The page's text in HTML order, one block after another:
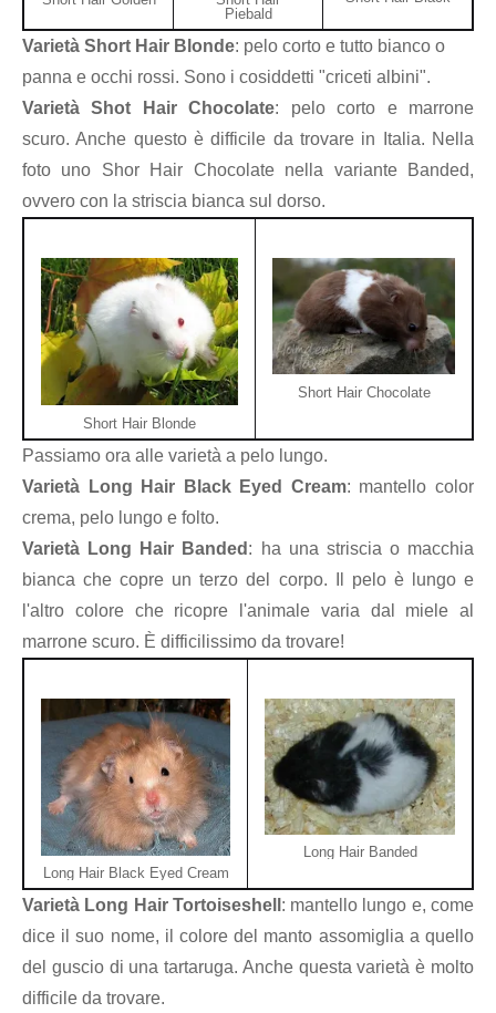
Piebald
Varietà Short Hair Blonde: pelo corto e tutto bianco o
panna e occhi rossi. Sono i cosiddetti "criceti albini".
Varietà Shot Hair Chocolate: pelo corto e marrone
scuro. Anche questo è difficile da trovare in Italia. Nella
foto uno Shor Hair Chocolate nella variante Banded,
ovvero con la striscia bianca sul dorso.
Short Hair Blonde
Short Hair Chocolate
Passiamo ora alle varietà a pelo lungo.
Varietà Long Hair Black Eyed Cream: mantello color
crema, pelo lungo e folto.
Varietà Long Hair Banded : ha una striscia o macchia
bianca che copre un terzo del corpo. Il pelo è lungo e
l'altro colore che ricopre l'animale varia dal miele al
marrone scuro. È difficilissimo da trovare!
Long Hair Black Eyed Cream
Long Hair Banded
Varietà Long Hair Tortoiseshell : mantello lungo e, come
dice il suo nome, il colore del manto assomiglia a quello
del guscio di una tartaruga. Anche questa varietà è molto
difficile da trovare.